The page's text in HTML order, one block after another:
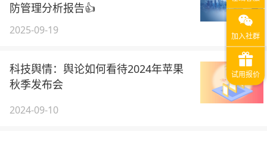
防管理分析报告👍
2025-09-19
科技舆情：舆论如何看待2024年苹果
秋季发布会
2024-09-10